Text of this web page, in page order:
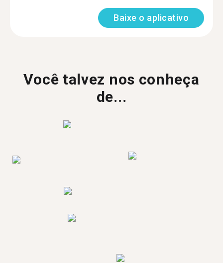
Baixe o aplicativo
Você talvez nos conheça
de...